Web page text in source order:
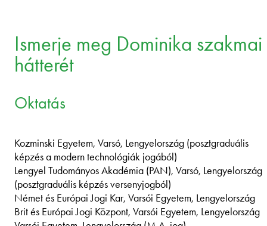
Ismerje meg Dominika szakmai
hátterét
Oktatás
Kozminski Egyetem, Varsó, Lengyelország (posztgraduális
képzés a modern technológiák jogából)
Lengyel Tudományos Akadémia (PAN), Varsó, Lengyelország
(posztgraduális képzés versenyjogból)
Német és Európai Jogi Kar, Varsói Egyetem, Lengyelország
Brit és Európai Jogi Központ, Varsói Egyetem, Lengyelország